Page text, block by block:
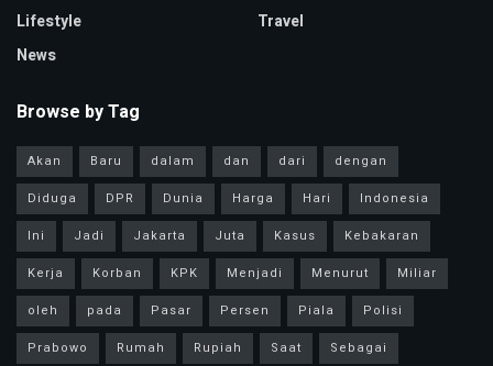
Lifestyle
News
Travel
Browse by Tag
Akan Baru dalam dan dari
dengan
Diduga
DPR Dunia Harga Hari
Indonesia
Ini
Jadi Jakarta Juta Kasus
Kebakaran
Kerja
Korban KPK Menjadi Menurut
Miliar
oleh
pada Pasar Persen Piala
Polisi
Prabowo
Rumah Rupiah Saat Sebagai